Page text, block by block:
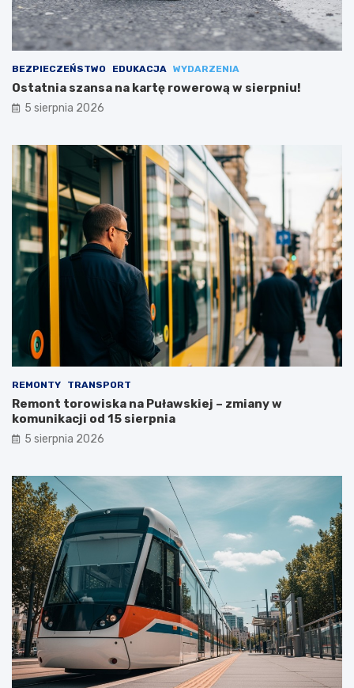
BEZPIECZEŃSTWO EDUKACJA WYDARZENIA
Ostatnia szansa na kartę rowerową w sierpniu!
5 sierpnia 2026
REMONTY TRANSPORT
Remont torowiska na Puławskiej – zmiany w
komunikacji od 15 sierpnia
5 sierpnia 2026